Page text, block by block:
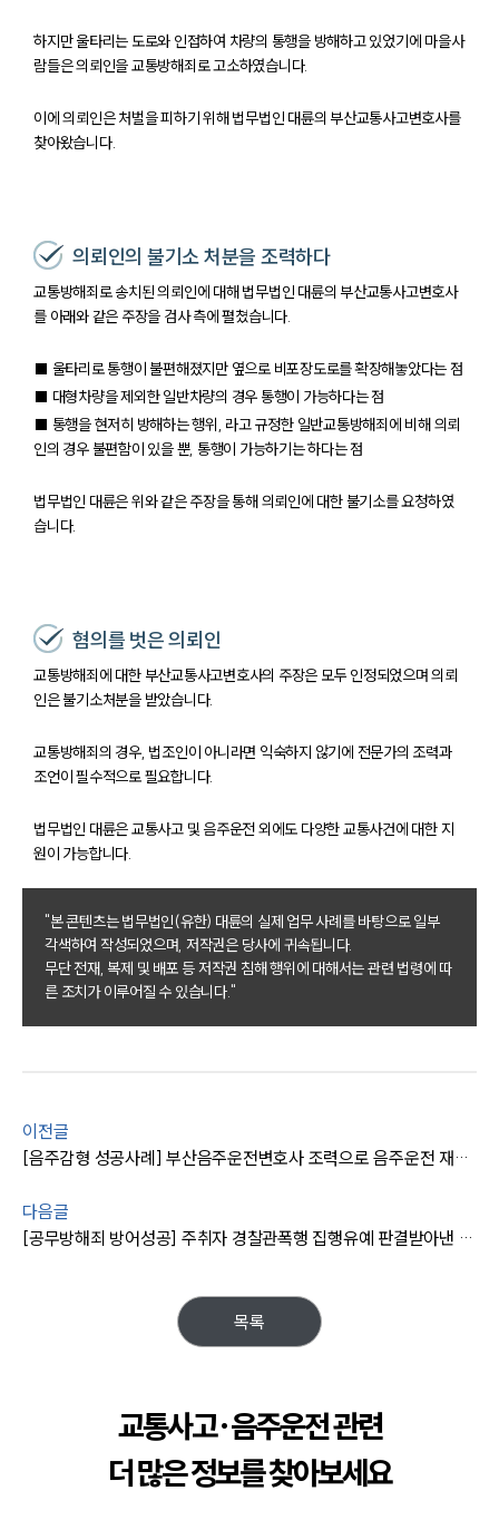
팀소개
고객의 소리
주요 업무사례
사례분석/최신동향
고객후기
업무분야
하지만 울타리는 도로와 인접하여 차량의 통행을 방해하고 있었기에 마을사
람들은 의뢰인을 교통방해죄로 고소하였습니다.
이에 의뢰인은 처벌을 피하기 위해 법무법인 대륜의 부산교통사고변호사를
찾아왔습니다.
의뢰인의 불기소 처분을 조력하다
교통방해죄로 송치된 의뢰인에 대해 법무법인 대륜의 부산교통사고변호사
를 아래와 같은 주장을 검사 측에 펼쳤습니다.
■ 울타리로 통행이 불편해졌지만 옆으로 비포장도로를 확장해놓았다는 점
■ 대형차량을 제외한 일반차량의 경우 통행이 가능하다는 점
■ 통행을 현저히 방해하는 행위, 라고 규정한 일반교통방해죄에 비해 의뢰
인의 경우 불편함이 있을 뿐, 통행이 가능하기는 하다는 점
법무법인 대륜은 위와 같은 주장을 통해 의뢰인에 대한 불기소를 요청하였
습니다.
혐의를 벗은 의뢰인
교통방해죄에 대한 부산교통사고변호사의 주장은 모두 인정되었으며 의뢰
인은 불기소처분을 받았습니다.
교통방해죄의 경우, 법조인이 아니라면 익숙하지 않기에 전문가의 조력과
조언이 필수적으로 필요합니다.
법무법인 대륜은 교통사고 및 음주운전 외에도 다양한 교통사건에 대한 지
원이 가능합니다.
"본 콘텐츠는 법무법인(유한) 대륜의 실제 업무 사례를 바탕으로 일부
각색하여 작성되었으며, 저작권은 당사에 귀속됩니다.
무단 전재, 복제 및 배포 등 저작권 침해 행위에 대해서는 관련 법령에 따
른 조치가 이루어질 수 있습니다."
이전글
[음주감형 성공사례] 부산음주운전변호사 조력으로 음주운전 재범에도 벌금형 받아내다
다음글
[공무방해죄 방어성공] 주취자 경찰관폭행 집행유예 판결받아낸 형사사건변호사
목록
교통사고·음주운전 관련
더 많은 정보를 찾아보세요